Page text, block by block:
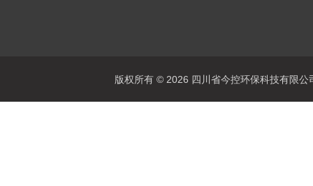
版权所有 © 2026 四川省今控环保科技有